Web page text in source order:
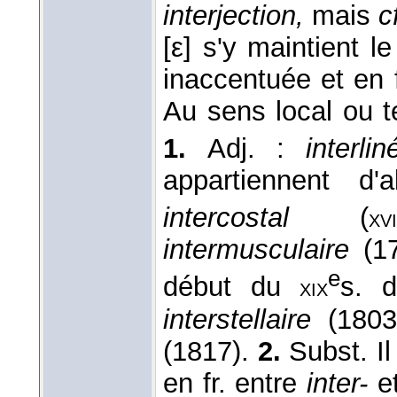
interjection, mais
[ε] s'y maintient
inaccentuée et
Au sens local ou
1.Adj. :
appartiennent
intercostal (xvi
intermusculaire
début duxixes.
interstellaire
(1817). 2. Subst.
en fr. entreinter-